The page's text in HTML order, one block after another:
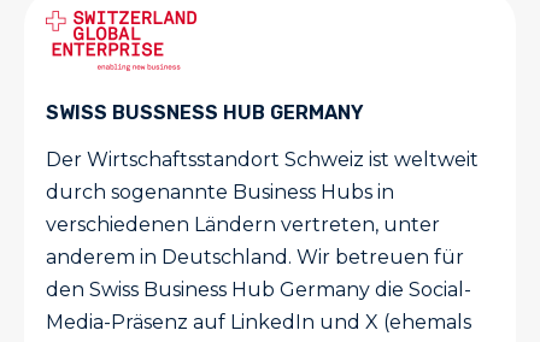
SWISS BUSSNESS HUB GERMANY
Der Wirtschaftsstandort Schweiz ist weltweit
durch sogenannte Business Hubs in
verschiedenen Ländern vertreten, unter
anderem in Deutschland. Wir betreuen für
den Swiss Business Hub Germany die Social-
Media-Präsenz auf LinkedIn und X (ehemals